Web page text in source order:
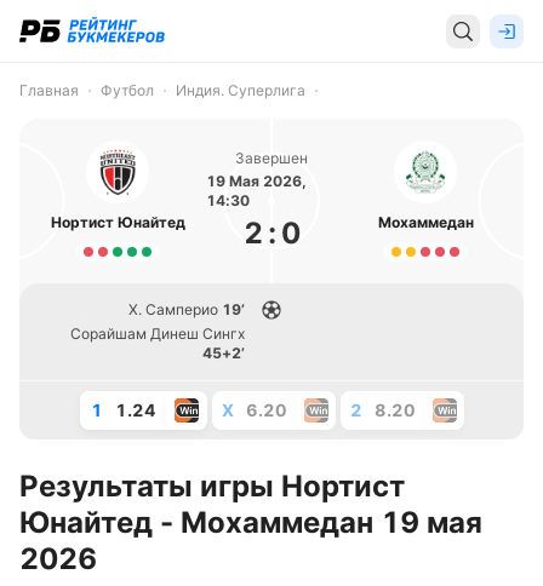
Главная Футбол Индия. Суперлига
Нортист Юнайтед
Завершен
19 Мая 2026,
14:30
2 : 0 Мохаммедан
Х. Самперио 19’
Сорайшам Динеш Сингх
45+2’
1 1.24 X 6.20 2 8.20
Результаты игры Нортист
Юнайтед - Мохаммедан 19 мая
2026